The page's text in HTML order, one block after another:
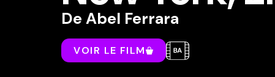
De Abel Ferrara
VOIR LE FILM